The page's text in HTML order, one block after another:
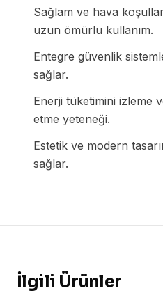
Sağlam ve hava
uzun ömürlü kullanım.
Entegre güvenlik
sağlar.
Enerji tüketimini izleme
etme yeteneği.
Estetik ve modern
sağlar.
İlgili Ürünler